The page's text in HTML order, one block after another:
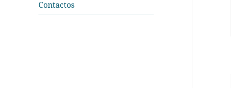
Contactos